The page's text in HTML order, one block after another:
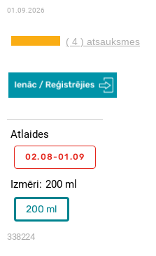
01.09.2026
( 4 ) atsauksmes
338224
Izmēri 200 ml
200 ml
Atlaides
02.08-01.09